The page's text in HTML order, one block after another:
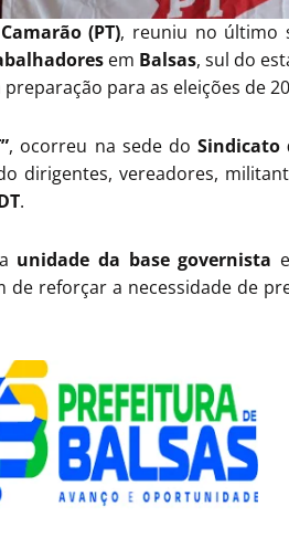
(PT), reuniu no último
em Balsas, sul do
para as eleições de
, ocorreu na sede doSindicato
dirigentes, vereadores,
.
unidade da base governista
de reforçar a necessidade de